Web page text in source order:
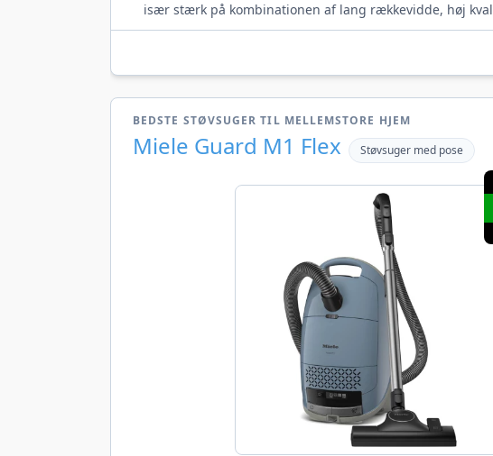
især stærk på kombinationen af lang rækkevidde, høj
BEDSTE STØVSUGER TIL MELLEMSTORE HJEM
Miele Guard M1 Flex Støvsuger med pose